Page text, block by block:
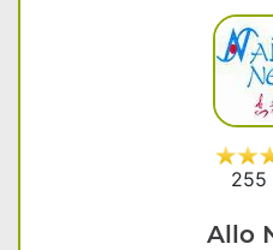
255
Allo